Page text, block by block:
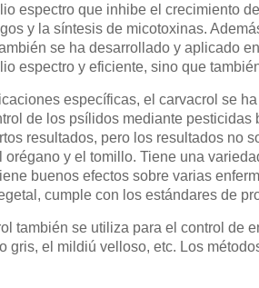
espectro que inhibe el crecimiento
y la síntesis de micotoxinas.
se ha desarrollado y aplicado
espectro y eficiente, sino que
específicas, el carvacrol se
de los psílidos mediante
resultados, pero los resultados no
orégano y el tomillo. Tiene una
buenos efectos sobre varias
cumple con los estándares de
también se utiliza para el control de
gris, el mildiú velloso, etc. Los